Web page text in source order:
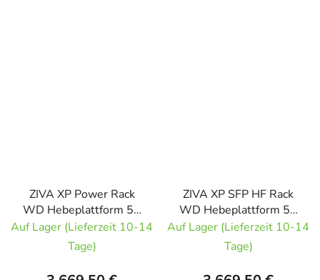
ZIVA XP Power Rack
WD Hebeplattform 50
mm
Gewichtheberplattform
unter Power Rack
Auf Lager (Lieferzeit 10-14
Tage)
ZIVA XP SFP HF Rack
WD Hebeplattform 50
mm
Gewichtheberplattform
unter dem Half Rack
Auf Lager (Lieferzeit 10-14
Tage)